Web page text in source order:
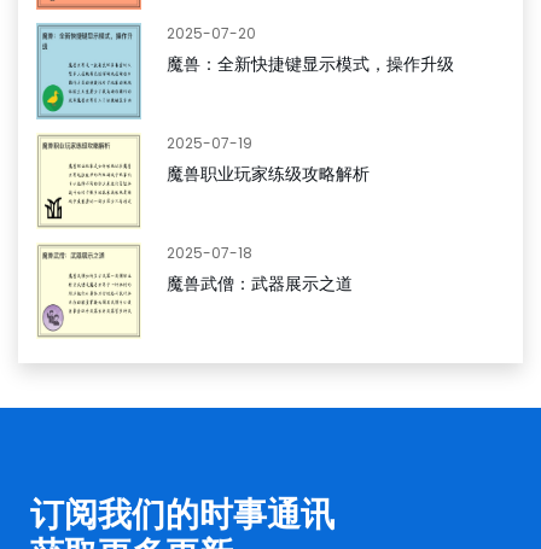
2025-07-20
魔兽：全新快捷键显示模式，操作升级
2025-07-19
魔兽职业玩家练级攻略解析
2025-07-18
魔兽武僧：武器展示之道
订阅我们的时事通讯